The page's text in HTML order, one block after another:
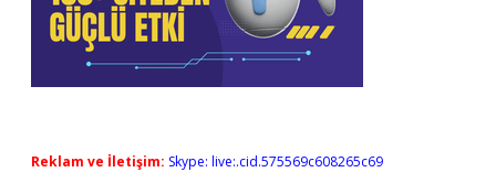
Reklam ve İletişim: Skype: live:.cid.575569c608265c69